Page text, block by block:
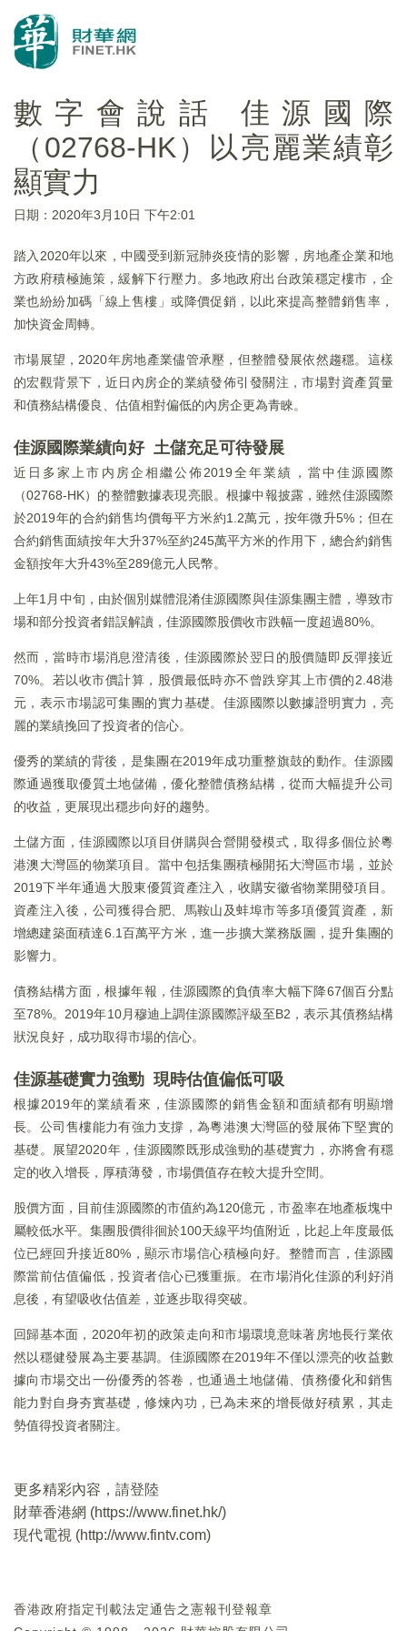
數字會說話 佳源國際
（02768-HK）以亮麗業績彰
顯實力
日期：2020年3月10日 下午2:01
踏入2020年以來，中國受到新冠肺炎疫情的影響，房地產企業和地
方政府積極施策，緩解下行壓力。多地政府出台政策穩定樓市，企
業也紛紛加碼「線上售樓」或降價促銷，以此來提高整體銷售率，
加快資金周轉。
市場展望，2020年房地產業儘管承壓，但整體發展依然趨穩。這樣
的宏觀背景下，近日內房企的業績發佈引發關注，市場對資產質量
和債務結構優良、估值相對偏低的內房企更為青睞。
佳源國際業績向好 土儲充足可待發展
近日多家上市内房企相繼公佈2019全年業績，當中佳源國際
（02768-HK）的整體數據表現亮眼。根據中報披露，雖然佳源國際
於2019年的合約銷售均價每平方米約1.2萬元，按年微升5%；但在
合約銷售面績按年大升37%至約245萬平方米的作用下，總合約銷售
金額按年大升43%至289億元人民幣。
上年1月中旬，由於個別媒體混淆佳源國際與佳源集團主體，導致市
場和部分投資者錯誤解讀，佳源國際股價收市跌幅一度超過80%。
然而，當時市場消息澄清後，佳源國際於翌日的股價隨即反彈接近
70%。若以收市價計算，股價最低時亦不曾跌穿其上市價的2.48港
元，表示市場認可集團的實力基礎。佳源國際以數據證明實力，亮
麗的業績挽回了投資者的信心。
優秀的業績的背後，是集團在2019年成功重整旗鼓的動作。佳源國
際通過獲取優質土地儲備，優化整體債務結構，從而大幅提升公司
的收益，更展現出穩步向好的趨勢。
土儲方面，佳源國際以項目併購與合營開發模式，取得多個位於粵
港澳大灣區的物業項目。當中包括集團積極開拓大灣區市場，並於
2019下半年通過大股東優質資產注入，收購安徽省物業開發項目。
資產注入後，公司獲得合肥、馬鞍山及蚌埠市等多項優質資產，新
增總建築面積達6.1百萬平方米，進一步擴大業務版圖，提升集團的
影響力。
債務結構方面，根據年報，佳源國際的負債率大幅下降67個百分點
至78%。2019年10月穆迪上調佳源國際評級至B2，表示其債務結構
狀況良好，成功取得市場的信心。
佳源基礎實力強勁 現時估值偏低可吸
根據2019年的業績看來，佳源國際的銷售金額和面績都有明顯增
長。公司售樓能力有強力支撐，為粵港澳大灣區的發展佈下堅實的
基礎。展望2020年，佳源國際既形成強勁的基礎實力，亦將會有穩
定的收入增長，厚積薄發，市場價值存在較大提升空間。
股價方面，目前佳源國際的市值約為120億元，市盈率在地產板塊中
屬較低水平。集團股價徘徊於100天線平均值附近，比起上年度最低
位已經回升接近80%，顯示市場信心積極向好。整體而言，佳源國
際當前估值偏低，投資者信心已獲重振。在市場消化佳源的利好消
息後，有望吸收估值差，並逐步取得突破。
回歸基本面，2020年初的政策走向和市場環境意味著房地長行業依
然以穩健發展為主要基調。佳源國際在2019年不僅以漂亮的收益數
據向市場交出一份優秀的答卷，也通過土地儲備、債務優化和銷售
能力對自身夯實基礎，修煉內功，已為未來的增長做好積累，其走
勢值得投資者關注。
更多精彩內容，請登陸
財華香港網 (https://www.finet.hk/)
現代電視 (http://www.fintv.com)
香港政府指定刊載法定通告之憲報刊登報章